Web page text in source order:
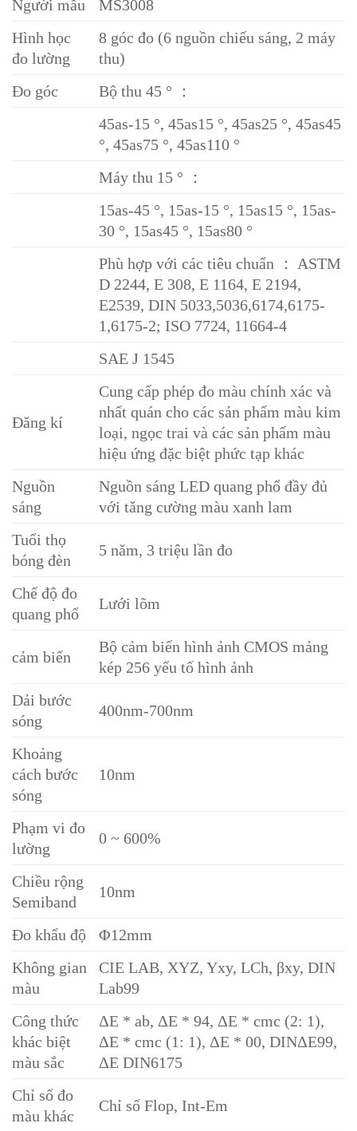
Người mẫu
MS3008
Hình học
đo lường
8 góc đo (6 nguồn chiếu sáng, 2 máy
thu)
Đo góc
Bộ thu 45 ° ：
45as-15 °, 45as15 °, 45as25 °, 45as45
°, 45as75 °, 45as110 °
Máy thu 15 ° ：
15as-45 °, 15as-15 °, 15as15 °, 15as-
30 °, 15as45 °, 15as80 °
Phù hợp với các tiêu chuẩn ： ASTM
D 2244, E 308, E 1164, E 2194,
E2539, DIN 5033,5036,6174,6175-
1,6175-2; ISO 7724, 11664-4
SAE J 1545
Đăng kí
Cung cấp phép đo màu chính xác và
nhất quán cho các sản phẩm màu kim
loại, ngọc trai và các sản phẩm màu
hiệu ứng đặc biệt phức tạp khác
Nguồn
sáng
Nguồn sáng LED quang phổ đầy đủ
với tăng cường màu xanh lam
Tuổi thọ
bóng đèn
5 năm, 3 triệu lần đo
Chế độ đo
quang phổ
Lưới lõm
cảm biến
Bộ cảm biến hình ảnh CMOS mảng
kép 256 yếu tố hình ảnh
Dải bước
sóng
400nm-700nm
Khoảng
cách bước
sóng
10nm
Phạm vi đo
lường
0 ~ 600%
Chiều rộng
Semiband
10nm
Đo khẩu độ
Φ12mm
Không gian
màu
CIE LAB, XYZ, Yxy, LCh, βxy, DIN
Lab99
Công thức
khác biệt
màu sắc
ΔE * ab, ΔE * 94, ΔE * cmc (2: 1),
ΔE * cmc (1: 1), ΔE * 00, DINΔE99,
ΔE DIN6175
Chỉ số đo
màu khác
Chỉ số Flop, Int-Em